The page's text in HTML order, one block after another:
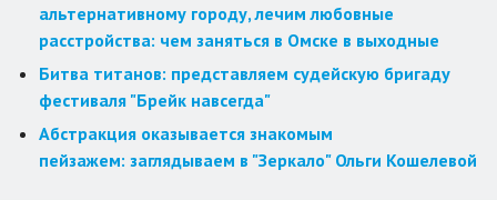
альтернативному городу, лечим любовные
расстройства: чем заняться в Омске в выходные
Битва титанов: представляем судейскую бригаду
фестиваля "Брейк навсегда"
Абстракция оказывается знакомым
пейзажем: заглядываем в "Зеркало" Ольги Кошелевой